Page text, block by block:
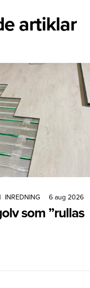
artiklar
| INREDNING 6 aug 2026
som ”rullas